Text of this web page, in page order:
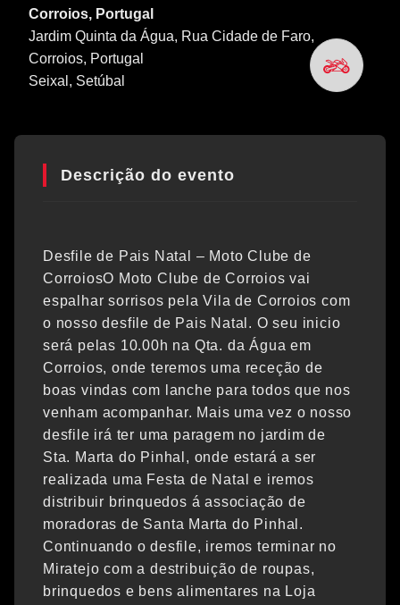
Corroios, Portugal
Jardim Quinta da Água, Rua Cidade de Faro,
Corroios, Portugal
Seixal , Setúbal
Descrição do evento
Desfile de Pais Natal – Moto Clube de
CorroiosO Moto Clube de Corroios vai
espalhar sorrisos pela Vila de Corroios com
o nosso desfile de Pais Natal. O seu inicio
será pelas 10.00h na Qta. da Água em
Corroios, onde teremos uma receção de
boas vindas com lanche para todos que nos
venham acompanhar. Mais uma vez o nosso
desfile irá ter uma paragem no jardim de
Sta. Marta do Pinhal, onde estará a ser
realizada uma Festa de Natal e iremos
distribuir brinquedos á associação de
moradoras de Santa Marta do Pinhal.
Continuando o desfile, iremos terminar no
Miratejo com a destribuição de roupas,
brinquedos e bens alimentares na Loja